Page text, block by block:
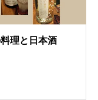
理と日本酒